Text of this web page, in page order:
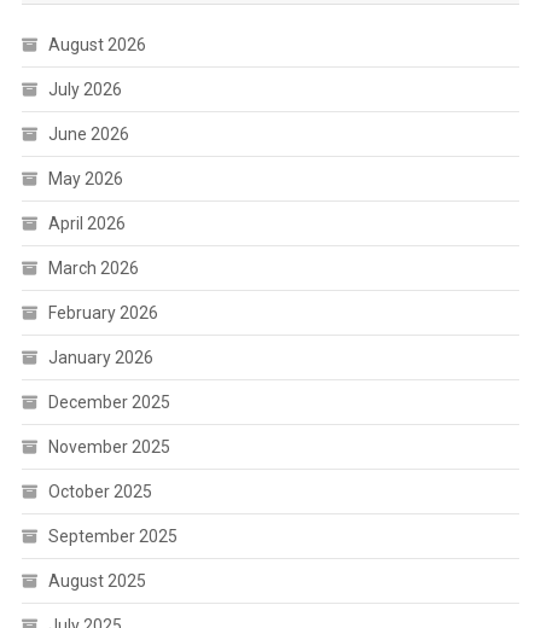
August 2026
July 2026
June 2026
May 2026
April 2026
March 2026
February 2026
January 2026
December 2025
November 2025
October 2025
September 2025
August 2025